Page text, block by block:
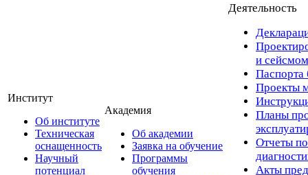
Институт
Об институте
Техническая
оснащенность
Научный
потенциал
Академия
Об академии
Заявка на обучение
Программы
обучения
Деятельность
и
Паспорта
Проекты
Планы
Отчеты по
Акты